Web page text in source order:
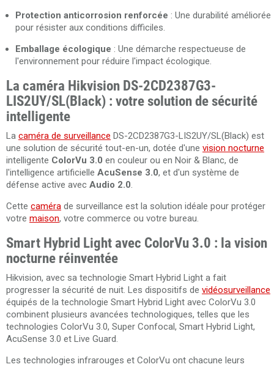
Protection anticorrosion renforcée : Une durabilité améliorée
pour résister aux conditions difficiles.
Emballage écologique : Une démarche respectueuse de
l'environnement pour réduire l'impact écologique.
La caméra Hikvision DS-2CD2387G3-
LIS2UY/SL(Black) : votre solution de sécurité
intelligente
La caméra de surveillance DS-2CD2387G3-LIS2UY/SL(Black) est
une solution de sécurité tout-en-un, dotée d'une vision nocturne
intelligente ColorVu 3.0 en couleur ou en Noir & Blanc, de
l'intelligence artificielle AcuSense 3.0, et d'un système de
défense active avec Audio 2.0.
Cette caméra de surveillance est la solution idéale pour protéger
votre maison, votre commerce ou votre bureau.
Smart Hybrid Light avec ColorVu 3.0 : la vision
nocturne réinventée
Hikvision, avec sa technologie Smart Hybrid Light a fait
progresser la sécurité de nuit. Les dispositifs de vidéosurveillance
équipés de la technologie Smart Hybrid Light avec ColorVu 3.0
combinent plusieurs avancées technologiques, telles que les
technologies ColorVu 3.0, Super Confocal, Smart Hybrid Light,
AcuSense 3.0 et Live Guard.
Les technologies infrarouges et ColorVu ont chacune leurs